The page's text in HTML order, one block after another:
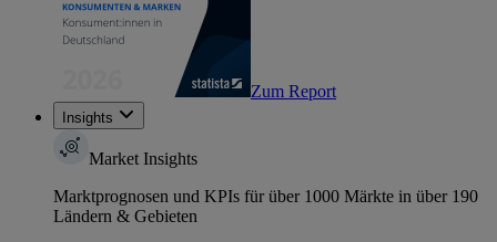
Zum Report
Insights
Market Insights
Marktprognosen und KPIs für über 1000 Märkte in über 190
Ländern & Gebieten